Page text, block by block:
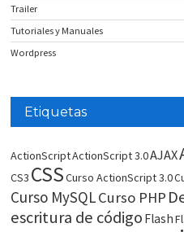
Trailer
Tutoriales y Manuales
Wordpress
Etiquetas
ActionScriptActionScript 3.0AJAX
CS3 CSSCurso ActionScript 3.0
Curso MySQLCurso PHP
escritura de código Flash